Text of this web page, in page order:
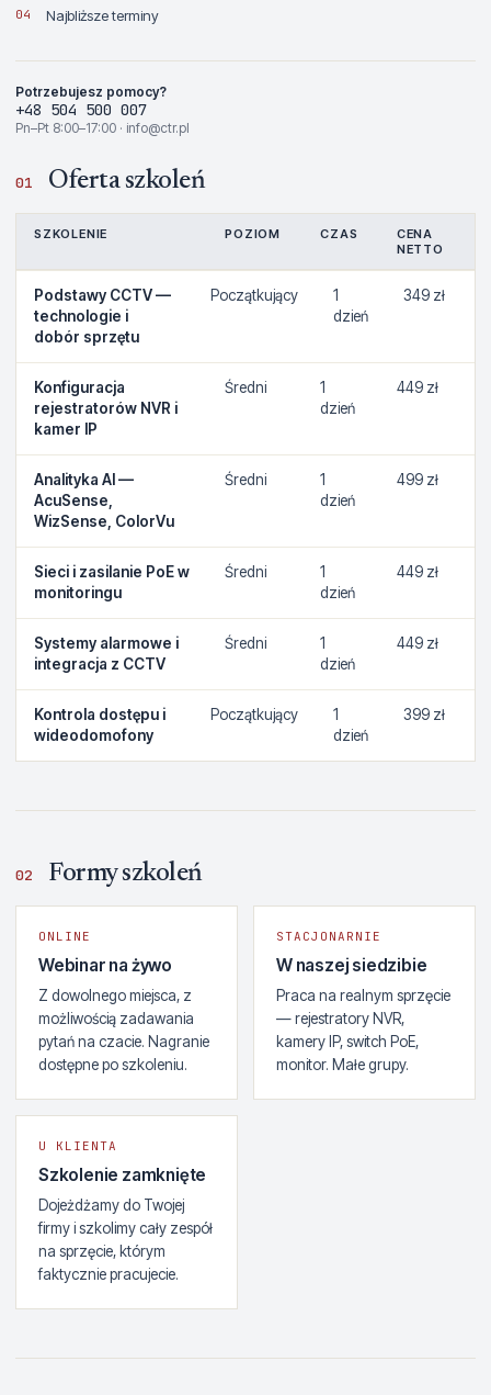
04 Najbliższe terminy
Potrzebujesz pomocy?
+48 504 500 007
Pn–Pt 8:00–17:00 · info@ctr.pl
01 Oferta szkoleń
SZKOLENIE POZIOM CZAS
CENA
NETTO
Podstawy CCTV —
technologie i
dobór sprzętu
Początkujący
1
dzień
349 zł
Konfiguracja
rejestratorów NVR i
kamer IP
Średni
1
dzień
449 zł
Analityka AI —
AcuSense,
WizSense, ColorVu
Średni
1
dzień
499 zł
Sieci i zasilanie PoE w
monitoringu
Średni
1
dzień
449 zł
Systemy alarmowe i
integracja z CCTV
Średni
1
dzień
449 zł
Kontrola dostępu i
wideodomofony
Początkujący
1
dzień
399 zł
02 Formy szkoleń
ONLINE
Webinar na żywo
Z dowolnego miejsca, z
możliwością zadawania
pytań na czacie. Nagranie
dostępne po szkoleniu.
STACJONARNIE
W naszej siedzibie
Praca na realnym sprzęcie
— rejestratory NVR,
kamery IP, switch PoE,
monitor. Małe grupy.
U KLIENTA
Szkolenie zamknięte
Dojeżdżamy do Twojej
firmy i szkolimy cały zespół
na sprzęcie, którym
faktycznie pracujecie.